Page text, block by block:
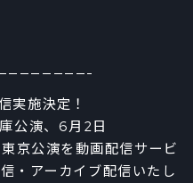
実施決定！
公演、6月2日
公演を動画配信サービ
・アーカイブ配信いたし